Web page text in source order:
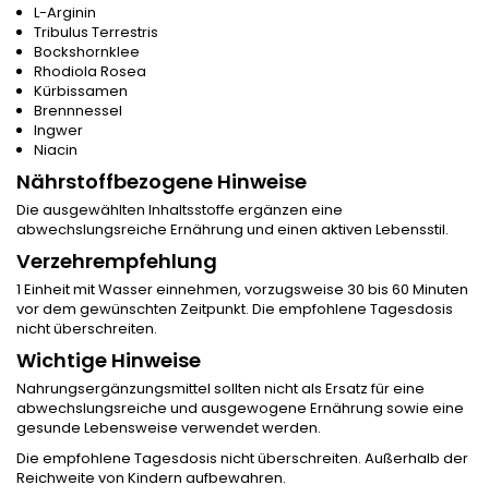
L-Arginin
Tribulus Terrestris
Bockshornklee
Rhodiola Rosea
Kürbissamen
Brennnessel
Ingwer
Niacin
Nährstoffbezogene Hinweise
Die ausgewählten Inhaltsstoffe ergänzen eine
abwechslungsreiche Ernährung und einen aktiven Lebensstil.
Verzehrempfehlung
1 Einheit mit Wasser einnehmen, vorzugsweise 30 bis 60 Minuten
vor dem gewünschten Zeitpunkt. Die empfohlene Tagesdosis
nicht überschreiten.
Wichtige Hinweise
Nahrungsergänzungsmittel sollten nicht als Ersatz für eine
abwechslungsreiche und ausgewogene Ernährung sowie eine
gesunde Lebensweise verwendet werden.
Die empfohlene Tagesdosis nicht überschreiten. Außerhalb der
Reichweite von Kindern aufbewahren.